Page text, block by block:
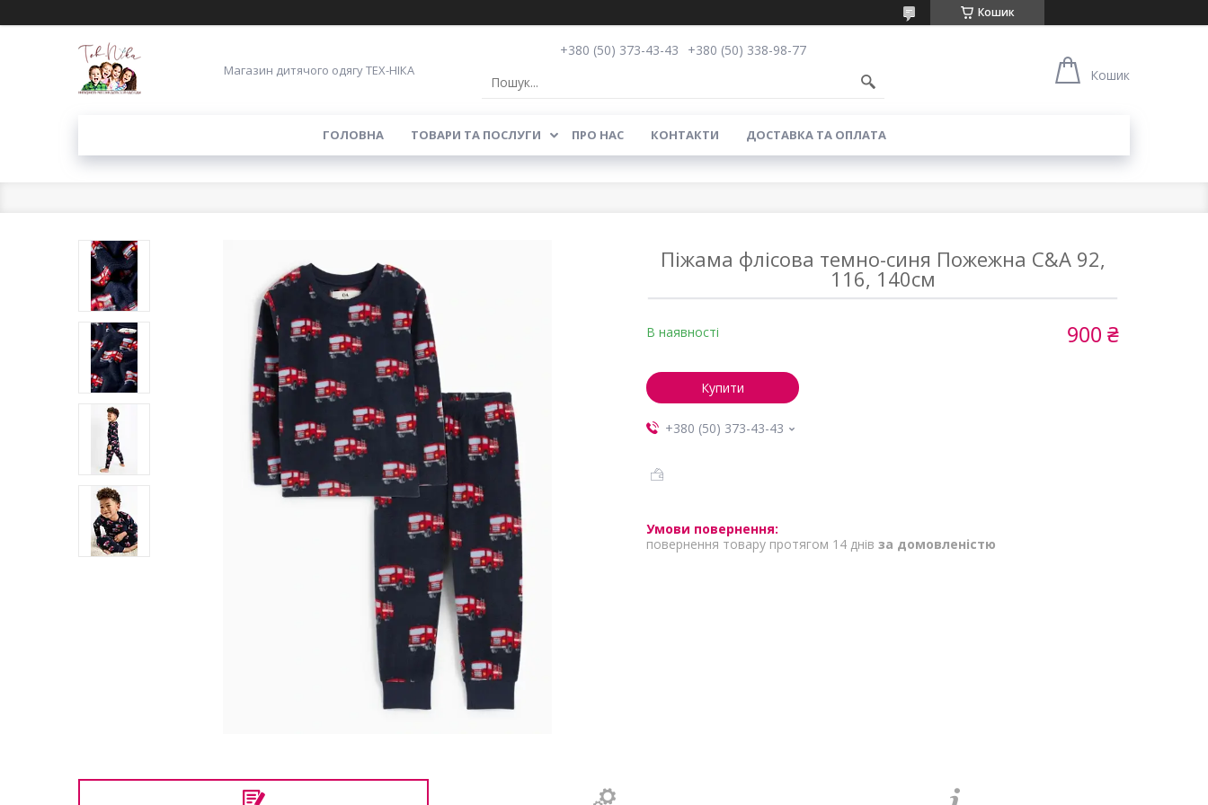
Кошик
Магазин дитячого одягу ТЕХ-НІКА
+380 (50) 373-43-43
+380 (50) 338-98-77
Кошик
ГОЛОВНА ТОВАРИ ТА ПОСЛУГИ ПРО НАС КОНТАКТИ ДОСТАВКА ТА ОПЛАТА
Піжама флісова темно-синя Пожежна C&A 92,
116, 140см
В наявності 900 ₴
Купити
+380 (50) 373-43-43
повернення товару протягом 14 днів за домовленістю